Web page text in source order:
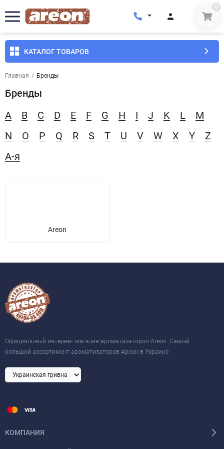
0
КАТАЛОГ ТОВАРОВ
Главная / Бренды
Бренды
A
B C D E F G H I J K L
M
N
O P Q R S T U V W X Y
Z
А-я
Areon
Официальный интернет магазин ароматизаторов Areon. Самый
большой ассортимент ароматизаторов Ареон в Украине
КОМПАНИЯ